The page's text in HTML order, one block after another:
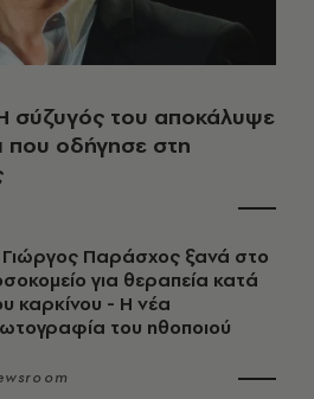
σύζυγός του αποκάλυψε
οδήγησε στη
Γιώργος Παράσχος ξανά στο
για θεραπεία κατά
καρκίνου - Η νέα
του ηθοποιού